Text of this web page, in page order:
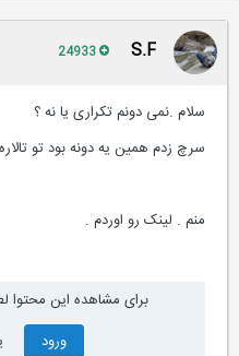
S.F
سلام .نمی دونم تکراری یا نه ؟
سرچ زدم همین یه دونه بود تو تالاره
منم . لینک رو اوردم .
برای مشاهده این محتوا
ورود